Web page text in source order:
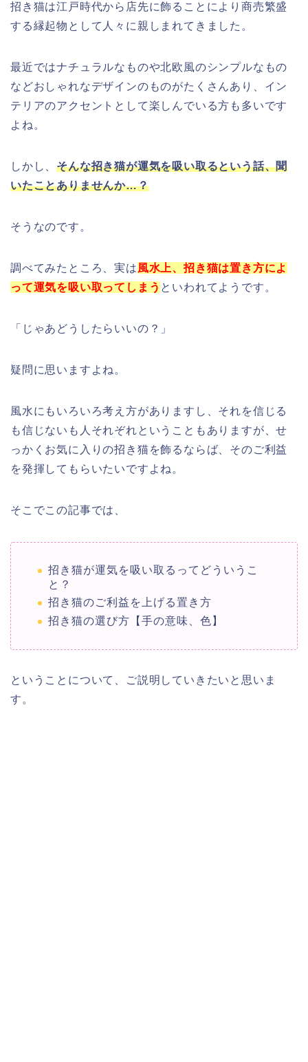
招き猫は江戸時代から店先に飾ることにより商売繁盛
する縁起物として人々に親しまれてきました。
最近ではナチュラルなものや北欧風のシンプルなもの
などおしゃれなデザインのものがたくさんあり、イン
テリアのアクセントとして楽しんでいる方も多いです
よね。
しかし、そんな招き猫が運気を吸い取るという話、聞
いたことありませんか…？
そうなのです。
調べてみたところ、実は風水上、招き猫は置き方によ
って運気を吸い取ってしまう といわれてようです。
「じゃあどうしたらいいの？」
疑問に思いますよね。
風水にもいろいろ考え方がありますし、それを信じる
も信じないも人それぞれということもありますが、せ
っかくお気に入りの招き猫を飾るならば、そのご利益
を発揮してもらいたいですよね。
そこでこの記事では、
招き猫が運気を吸い取るってどういうこ
と？
招き猫のご利益を上げる置き方
招き猫の選び方【手の意味、色】
ということについて、ご説明していきたいと思いま
す。